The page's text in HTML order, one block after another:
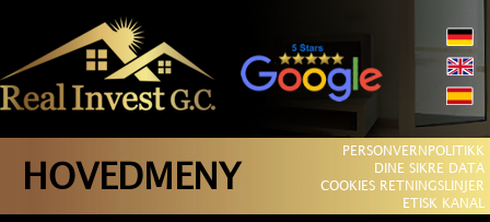
HOVEDMENY
PERSONVERNPOLITIKK
DINE SIKRE DATA
COOKIES RETNINGSLINJER
ETISK KANAL